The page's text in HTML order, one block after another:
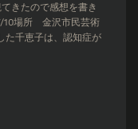
きたので感想を書き
10場所 金沢市民芸術
た千恵子は、認知症が